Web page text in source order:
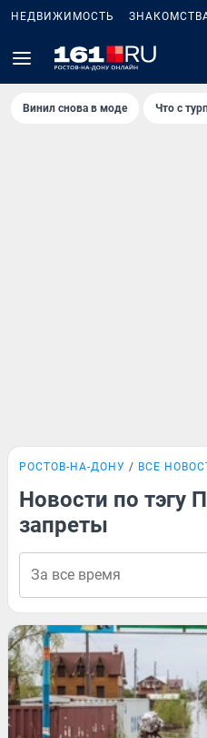
НЕДВИЖИМОСТЬ
Винил снова в моде Что с
РОСТОВ-НА-ДОНУ ВСЕ
Новости по тэгу
запреты